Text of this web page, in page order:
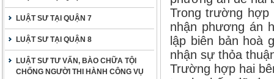
LUẬT SƯ TẠI QUẬN 7
LUẬT SƯ TẠI QUẬN 8
LUẬT SƯ TƯ VẤN, BÀO CHỮA TỘI
CHỐNG NGƯỜI THI HÀNH CÔNG VỤ
Trong trường hợp
nhận phương án
lập biên bản hoà
nhận sự thỏa
Trường hợp hai